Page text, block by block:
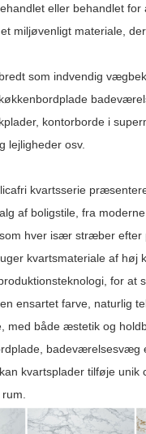
eller behandlet for
miljøvenligt materiale,
som indvendig
kontorborde i
lejligheder osv.
kvartsserie
af boligstile, fra
hver især stræber efter
kvartsmateriale af høj
for at
ensartet farve, naturlig
med både æstetik og
badeværelsesvæg
kvartsplader tilføje unik